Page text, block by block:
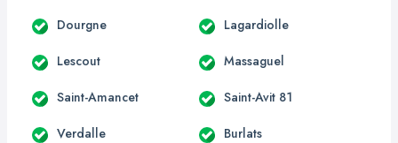
Dourgne Lagardiolle
Lescout Massaguel
Saint-Amancet Saint-Avit 81
Verdalle Burlats